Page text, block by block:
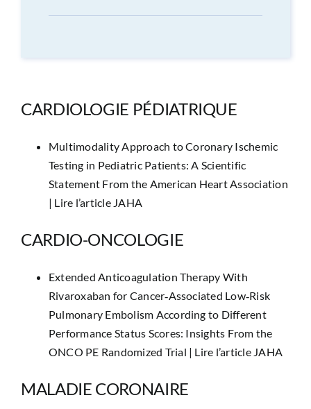
CARDIOLOGIE PÉDIATRIQUE
Multimodality Approach to Coronary Ischemic
Testing in Pediatric Patients: A Scientific
Statement From the American Heart Association
| Lire l’article JAHA
CARDIO-ONCOLOGIE
Extended Anticoagulation Therapy With
Rivaroxaban for Cancer‐Associated Low‐Risk
Pulmonary Embolism According to Different
Performance Status Scores: Insights From the
ONCO PE Randomized Trial | Lire l’article JAHA
MALADIE CORONAIRE